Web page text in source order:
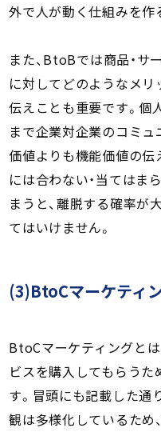
外で人が動く仕組みを作
また、BtoBでは商品・
に対してどのようなメ
伝えことも重要です。個
まで企業対企業のコミュ
価値よりも機能価値の伝
には合わない・当てはま
まうと、離脱する確率が
てはいけません。
(3)BtoCマーケティ
BtoCマーケティングとは
ビスを購入してもらうた
す。冒頭にも記載した通
観は多様化しているため